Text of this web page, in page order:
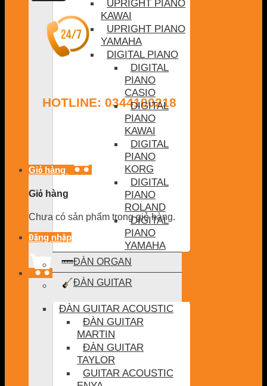
HOTLINE: 0344100218
Giỏ hàng
Giỏ hàng
Chưa có sản phẩm trong giỏ hàng.
Đăng nhập
UPRIGHT PIANO
KAWAI
UPRIGHT PIANO
YAMAHA
DIGITAL PIANO
DIGITAL
PIANO
CASIO
DIGITAL
PIANO
KAWAI
DIGITAL
PIANO
KORG
DIGITAL
PIANO
ROLAND
DIGITAL
PIANO
YAMAHA
ĐÀN ORGAN
ĐÀN GUITAR
ĐÀN GUITAR ACOUSTIC
ĐÀN GUITAR
MARTIN
ĐÀN GUITAR
TAYLOR
GUITAR ACOUSTIC